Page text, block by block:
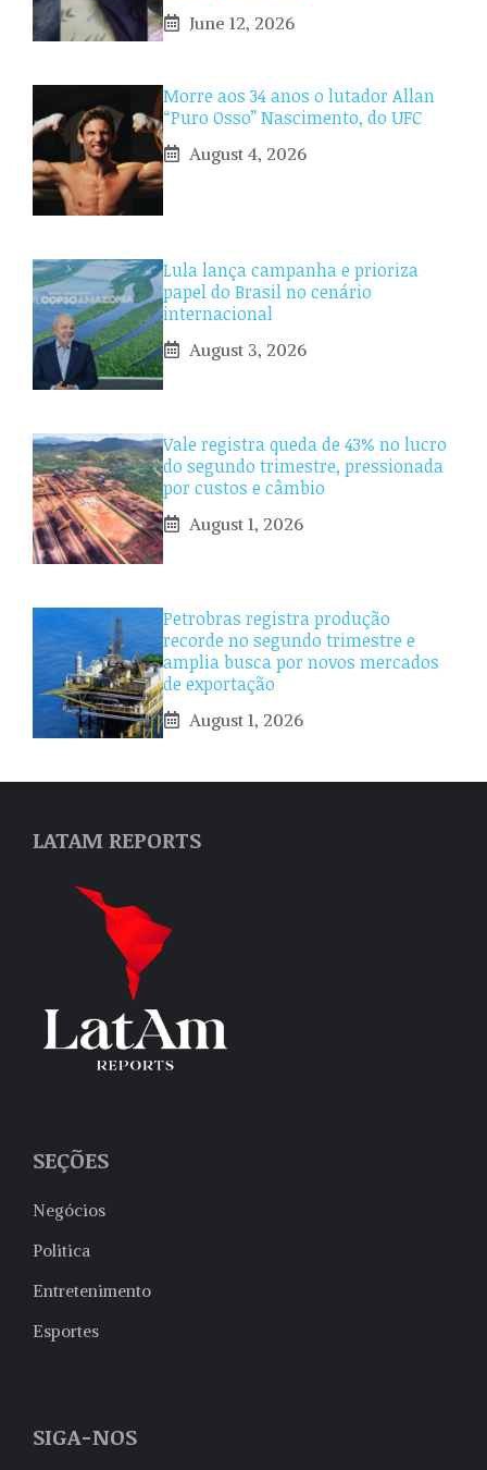
June 12, 2026
Morre aos 34 anos o lutador Allan
“Puro Osso” Nascimento, do UFC
August 4, 2026
Lula lança campanha e prioriza
papel do Brasil no cenário
internacional
August 3, 2026
Vale registra queda de 43% no lucro
do segundo trimestre, pressionada
por custos e câmbio
August 1, 2026
Petrobras registra produção
recorde no segundo trimestre e
amplia busca por novos mercados
de exportação
August 1, 2026
LATAM REPORTS
SEÇÕES
Negócios
Politica
Entretenimento
Esportes
SIGA-NOS